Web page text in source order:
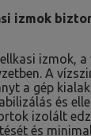
izmok
izmok, a
A
a gép
és
izolált
és